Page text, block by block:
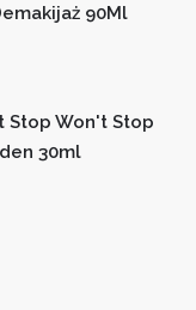
90Ml
Stop Won't Stop
30ml